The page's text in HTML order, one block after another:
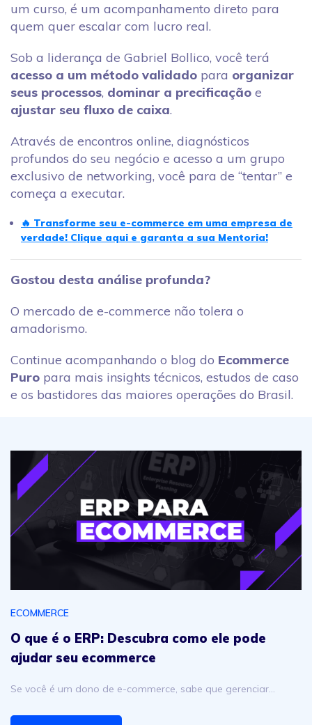
um curso, é um acompanhamento direto para
quem quer escalar com lucro real.
Sob a liderança de Gabriel Bollico, você terá
acesso a um método validado para organizar
seus processos, dominar a precificação e
ajustar seu fluxo de caixa.
Através de encontros online, diagnósticos
profundos do seu negócio e acesso a um grupo
exclusivo de networking, você para de “tentar” e
começa a executar.
🔥 Transforme seu e-commerce em uma empresa de
verdade! Clique aqui e garanta a sua Mentoria!
Gostou desta análise profunda?
O mercado de e-commerce não tolera o
amadorismo.
Continue acompanhando o blog do Ecommerce
Puro para mais insights técnicos, estudos de caso
e os bastidores das maiores operações do Brasil.
O que é o ERP: Descubra como ele pode ajudar seu
ECOMMERCE
O que é o ERP: Descubra como ele pode
ajudar seu ecommerce
Se você é um dono de e-commerce, sabe que gerenciar…